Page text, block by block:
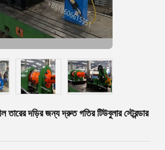
তারের দড়ির জন্য দ্রুত গতির টিউবুলার স্ট্রেন্ডার